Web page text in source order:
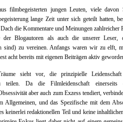
filmbegeisterten jungen Leuten, viele davon
lange Zeit unter sich geteilt hatten,
die Kommentare und Meinungen zahlreicher
Blogautoren als auch die unserer Leser,
sind) zu vereinen. Anfangs waren wir zu elft,
acht bereits mit eigenen Beiträgen aktiv
sieht vor, die prinzipielle
Da die Filmleidenschaft einerseits
aber auch zum Exzess tendiert,
Allgemeinen, und das Spezifische mit dem
keinerlei redaktionellen Teil und keine